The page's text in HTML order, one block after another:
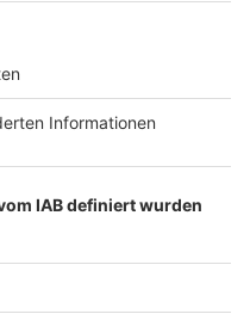
Christian Tebel
(GFS), Klaus
Jeroen van de
(Breko Verband),